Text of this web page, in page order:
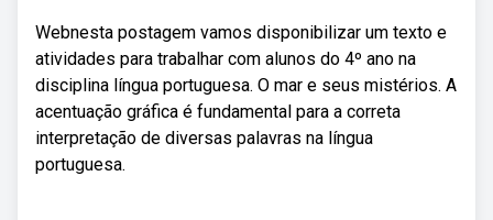
Webnesta postagem vamos disponibilizar um texto e
atividades para trabalhar com alunos do 4º ano na
disciplina língua portuguesa. O mar e seus mistérios. A
acentuação gráfica é fundamental para a correta
interpretação de diversas palavras na língua
portuguesa.